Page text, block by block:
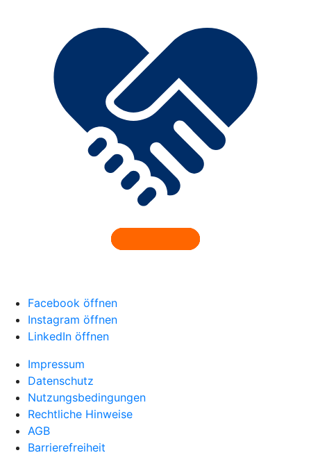
Facebook öffnen
Instagram öffnen
LinkedIn öffnen
Impressum
Datenschutz
Nutzungsbedingungen
Rechtliche Hinweise
AGB
Barrierefreiheit